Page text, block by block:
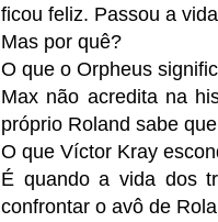
ficou feliz. Passou a
Mas por quê?
O que o Orpheus
Max não acredita na
próprio Roland sabe
O que Víctor Kray
É quando a vida dos
confrontar o avô de